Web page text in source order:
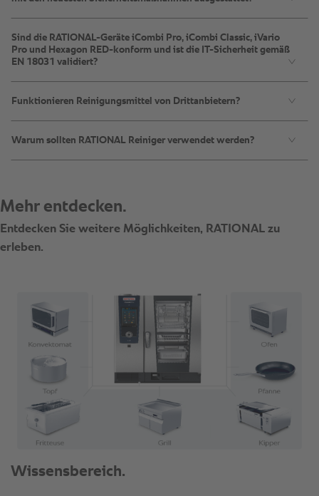
Sind die RATIONAL-Geräte iCombi Pro, iCombi Classic, iVario
Pro und Hexagon RED-konform und ist die IT-Sicherheit gemäß
EN 18031 validiert?
Funktionieren Reinigungsmittel von Drittanbietern?
Warum sollten RATIONAL Reiniger verwendet werden?
Wissensbereich.